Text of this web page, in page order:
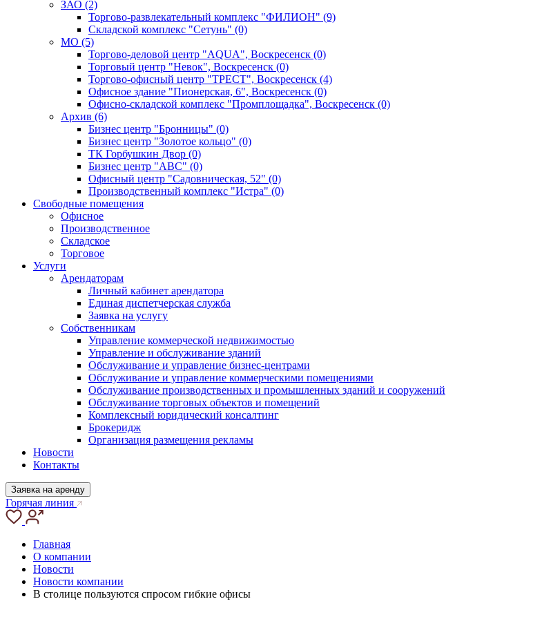
ЗАО (2)
Торгово-развлекательный комплекс "ФИЛИОН" (9)
Складской комплекс "Сетунь" (0)
MO (5)
Торгово-деловой центр "AQUA", Воскресенск (0)
Торговый центр "Невок", Воскресенск (0)
Торгово-офисный центр "ТРЕСТ", Воскресенск (4)
Офисное здание "Пионерская, 6", Воскресенск (0)
Офисно-складской комплекс "Промплощадка", Воскресенск (0)
Архив (6)
Бизнес центр "Бронницы" (0)
Бизнес центр "Золотое кольцо" (0)
ТК Горбушкин Двор (0)
Бизнес центр "АВС" (0)
Офисный центр "Садовническая, 52" (0)
Производственный комплекс "Истра" (0)
Свободные помещения
Офисное
Производственное
Складское
Торговое
Услуги
Арендаторам
Личный кабинет арендатора
Единая диспетчерская служба
Заявка на услугу
Собственникам
Управление коммерческой недвижимостью
Управление и обслуживание зданий
Обслуживание и управление бизнес-центрами
Обслуживание и управление коммерческими помещениями
Обслуживание производственных и промышленных зданий и сооружений
Обслуживание торговых объектов и помещений
Комплексный юридический консалтинг
Брокеридж
Организация размещения рекламы
Новости
Контакты
Заявка на аренду
Горячая линия
Главная
О компании
Новости
Новости компании
В столице пользуются спросом гибкие офисы